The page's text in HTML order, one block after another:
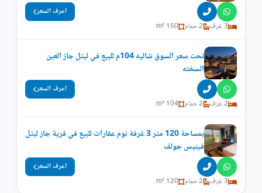
3 غرف 2 حمام 150 m²
اعرف السعر
تحت سعر السوق شاليه 104م للبيع في ليتل جاز العين
السخنه
2 غرف 2 حمام 104 m²
اعرف السعر
بمساحة 120 متر 3 غرفة نوم عقارات للبيع في قرية جاز ليتل
فينيس جولف
3 غرف 2 حمام 120 m²
اعرف السعر